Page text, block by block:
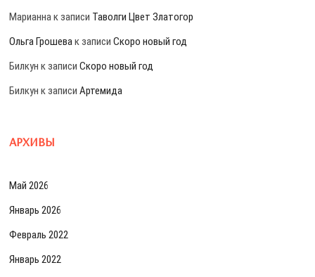
Марианнак записи Таволги Цвет Златогор
Ольга Грошевак записиСкоро новый год
Билкун к записиСкоро новый год
Билкун к записиАртемида
АРХИВЫ
Май 2026
Январь 2026
Февраль 2022
Январь 2022